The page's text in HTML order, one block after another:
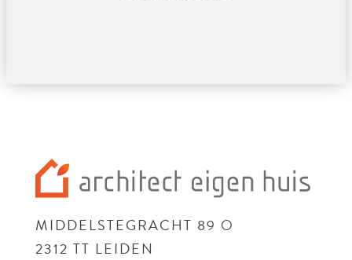
MIDDELSTEGRACHT 89 O
2312 TT LEIDEN